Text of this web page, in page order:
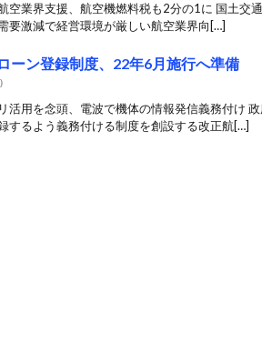
空業界支援、航空機燃料税も2分の1に 国土交
要激減で経営環境が厳しい航空業界向[…]
ーン登録制度、22年6月施行へ準備
活用を念頭、電波で機体の情報発信義務付け
するよう義務付ける制度を創設する改正航[…]